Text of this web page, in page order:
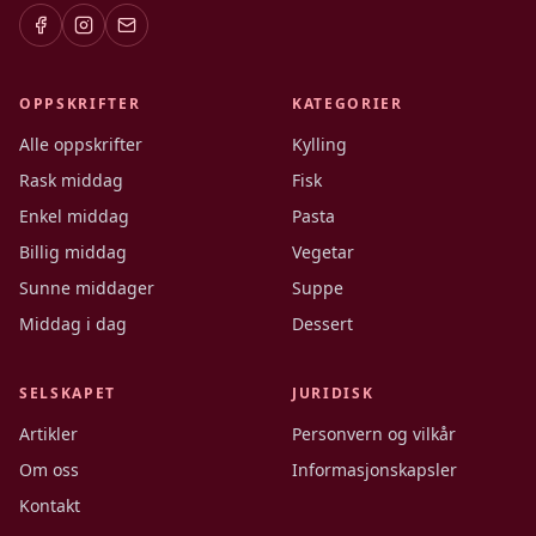
OPPSKRIFTER
Alle oppskrifter
Rask middag
Enkel middag
Billig middag
Sunne middager
Middag i dag
KATEGORIER
Kylling
Fisk
Pasta
Vegetar
Suppe
Dessert
SELSKAPET
Artikler
Om oss
Kontakt
JURIDISK
Personvern og vilkår
Informasjonskapsler